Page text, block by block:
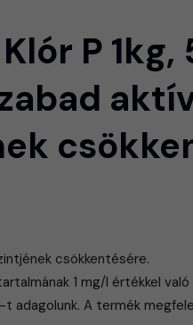
P 1kg,
csökkentésére.
1 mg/l értékkel
adagolunk. A termék megfelel